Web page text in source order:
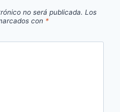
no será publicada. Los
con *